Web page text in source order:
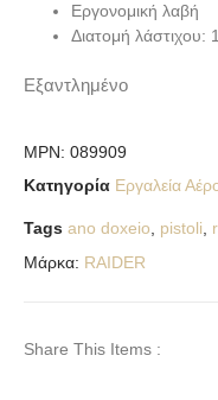
Εργονομική λαβή
Διατομή λάστιχου:
Εξαντλημένο
MPN: 089909
Κατηγορία Εργαλεία
Tags ano doxeio pistoli
Μάρκα: RAIDER
Share This Items :